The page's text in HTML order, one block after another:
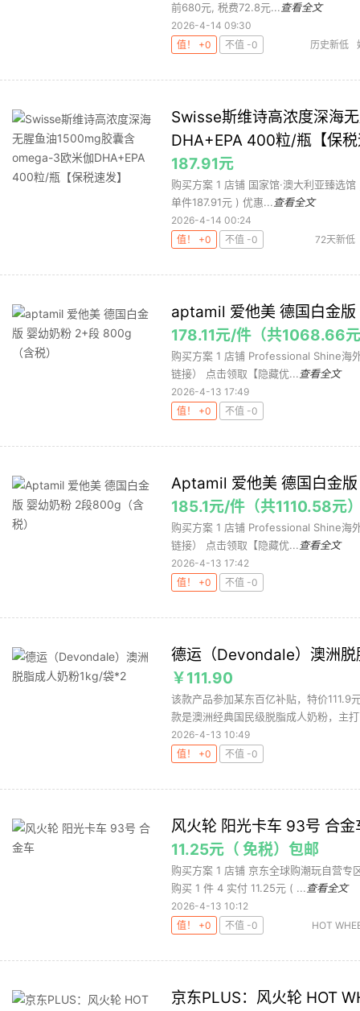
前680元, 税费72.8元... 查看全文
2026-4-14 09:30
值！ +0
不值 -0 历史新低
Swisse斯维诗高浓度深海
DHA+EPA 400粒/瓶【保
187.91元
购买方案 1 店铺 国家馆·澳大利亚臻选
单件187.91元 ) 优惠... 查看全文
2026-4-14 00:24
值！ +0
不值 -0 72天新低
aptamil 爱他美 德国白金
178.11元/件（共1068.66
购买方案 1 店铺 Professional Shine海
链接） 点击领取【隐藏优... 查看全文
2026-4-13 17:49
值！ +0
不值 -0
Aptamil 爱他美 德国白金
185.1元/件（共1110.58元
购买方案 1 店铺 Professional Shine海
链接） 点击领取【隐藏优... 查看全文
2026-4-13 17:42
值！ +0
不值 -0
德运（Devondale）澳洲
￥111.90
该款产品参加某东百亿补贴，特价111.9
款是澳洲经典国民级脱脂成人奶粉，主
2026-4-13 10:49
值！ +0
不值 -0
风火轮 阳光卡车 93号 合金
11.25元（ 免税）包邮
购买方案 1 店铺 京东全球购潮玩自营
购买 1 件 4 实付 11.25元 ( ... 查看全文
2026-4-13 10:12
值！ +0
不值 -0 HOT
京东PLUS：风火轮 HOT